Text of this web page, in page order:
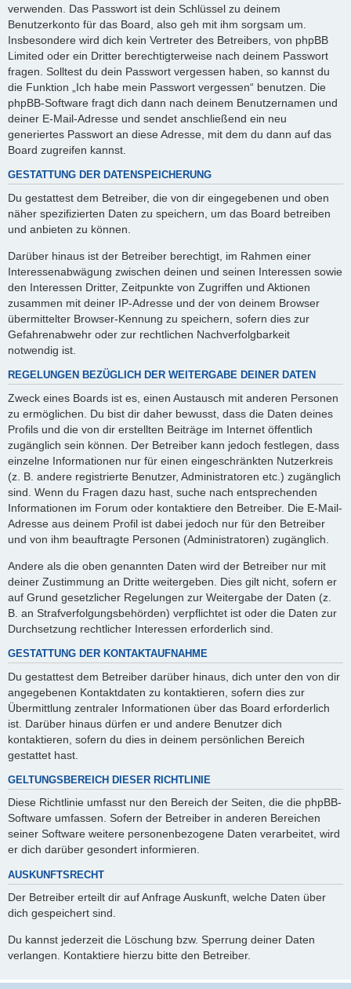
verwenden. Das Passwort ist dein Schlüssel zu deinem
Benutzerkonto für das Board, also geh mit ihm sorgsam um.
Insbesondere wird dich kein Vertreter des Betreibers, von phpBB
Limited oder ein Dritter berechtigterweise nach deinem Passwort
fragen. Solltest du dein Passwort vergessen haben, so kannst du
die Funktion „Ich habe mein Passwort vergessen“ benutzen. Die
phpBB-Software fragt dich dann nach deinem Benutzernamen und
deiner E-Mail-Adresse und sendet anschließend ein neu
generiertes Passwort an diese Adresse, mit dem du dann auf das
Board zugreifen kannst.
GESTATTUNG DER DATENSPEICHERUNG
Du gestattest dem Betreiber, die von dir eingegebenen und oben
näher spezifizierten Daten zu speichern, um das Board betreiben
und anbieten zu können.
Darüber hinaus ist der Betreiber berechtigt, im Rahmen einer
Interessenabwägung zwischen deinen und seinen Interessen sowie
den Interessen Dritter, Zeitpunkte von Zugriffen und Aktionen
zusammen mit deiner IP-Adresse und der von deinem Browser
übermittelter Browser-Kennung zu speichern, sofern dies zur
Gefahrenabwehr oder zur rechtlichen Nachverfolgbarkeit
notwendig ist.
REGELUNGEN BEZÜGLICH DER WEITERGABE DEINER DATEN
Zweck eines Boards ist es, einen Austausch mit anderen Personen
zu ermöglichen. Du bist dir daher bewusst, dass die Daten deines
Profils und die von dir erstellten Beiträge im Internet öffentlich
zugänglich sein können. Der Betreiber kann jedoch festlegen, dass
einzelne Informationen nur für einen eingeschränkten Nutzerkreis
(z. B. andere registrierte Benutzer, Administratoren etc.) zugänglich
sind. Wenn du Fragen dazu hast, suche nach entsprechenden
Informationen im Forum oder kontaktiere den Betreiber. Die E-Mail-
Adresse aus deinem Profil ist dabei jedoch nur für den Betreiber
und von ihm beauftragte Personen (Administratoren) zugänglich.
Andere als die oben genannten Daten wird der Betreiber nur mit
deiner Zustimmung an Dritte weitergeben. Dies gilt nicht, sofern er
auf Grund gesetzlicher Regelungen zur Weitergabe der Daten (z.
B. an Strafverfolgungsbehörden) verpflichtet ist oder die Daten zur
Durchsetzung rechtlicher Interessen erforderlich sind.
GESTATTUNG DER KONTAKTAUFNAHME
Du gestattest dem Betreiber darüber hinaus, dich unter den von dir
angegebenen Kontaktdaten zu kontaktieren, sofern dies zur
Übermittlung zentraler Informationen über das Board erforderlich
ist. Darüber hinaus dürfen er und andere Benutzer dich
kontaktieren, sofern du dies in deinem persönlichen Bereich
gestattet hast.
GELTUNGSBEREICH DIESER RICHTLINIE
Diese Richtlinie umfasst nur den Bereich der Seiten, die die phpBB-
Software umfassen. Sofern der Betreiber in anderen Bereichen
seiner Software weitere personenbezogene Daten verarbeitet, wird
er dich darüber gesondert informieren.
AUSKUNFTSRECHT
Der Betreiber erteilt dir auf Anfrage Auskunft, welche Daten über
dich gespeichert sind.
Du kannst jederzeit die Löschung bzw. Sperrung deiner Daten
verlangen. Kontaktiere hierzu bitte den Betreiber.